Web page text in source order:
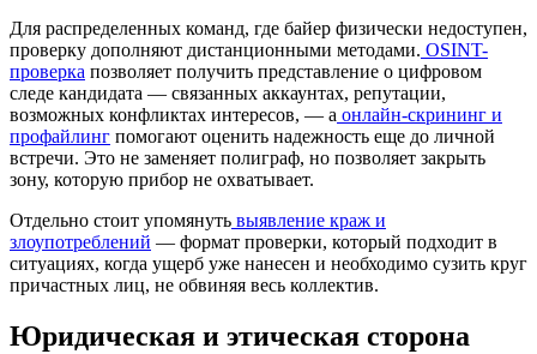
Для распределенных команд, где байер физически недоступен,
проверку дополняют дистанционными методами. OSINT-
проверка позволяет получить представление о цифровом
следе кандидата — связанных аккаунтах, репутации,
возможных конфликтах интересов, — а онлайн-скрининг и
профайлинг помогают оценить надежность еще до личной
встречи. Это не заменяет полиграф, но позволяет закрыть
зону, которую прибор не охватывает.
Отдельно стоит упомянуть выявление краж и
злоупотреблений — формат проверки, который подходит в
ситуациях, когда ущерб уже нанесен и необходимо сузить круг
причастных лиц, не обвиняя весь коллектив.
Юридическая и этическая сторона